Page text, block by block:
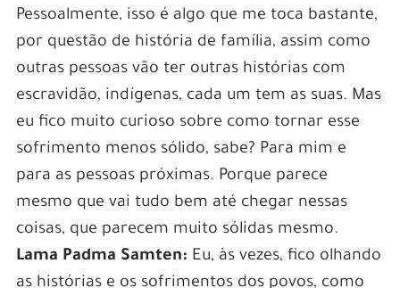
Pessoalmente, isso é algo que me toca bastante,
por questão de história de família, assim como
outras pessoas vão ter outras histórias com
escravidão, indígenas, cada um tem as suas. Mas
eu fico muito curioso sobre como tornar esse
sofrimento menos sólido, sabe? Para mim e
para as pessoas próximas. Porque parece
mesmo que vai tudo bem até chegar nessas
coisas, que parecem muito sólidas mesmo.
Lama Padma Samten: Eu, às vezes, fico olhando
as histórias e os sofrimentos dos povos, como